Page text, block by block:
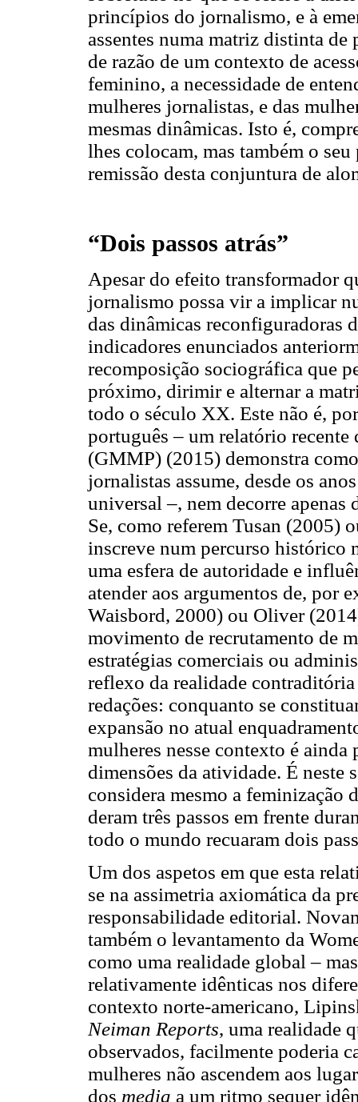
princípios do jornalismo, e à
assentes numa matriz distinta de
de razão de um contexto de
feminino, a necessidade de
mulheres jornalistas, e das
mesmas dinâmicas. Isto é,
lhes colocam, mas também o
remissão desta conjuntura de
“Dois passos atrás”
Apesar do efeito transformador
jornalismo possa vir a implicar
das dinâmicas reconfiguradoras
indicadores enunciados
recomposição sociográfica que
próximo, dirimir e alternar a
todo o século XX. Este não é,
português – um relatório
(GMMP) (2015) demonstra
jornalistas assume, desde os
universal –, nem decorre apenas
Se, como referem Tusan (2005)
inscreve num percurso histórico
uma esfera de autoridade e
atender aos argumentos de, por
Waisbord, 2000) ou Oliver
movimento de recrutamento de
estratégias comerciais ou
reflexo da realidade
redações: conquanto se
expansão no atual
mulheres nesse contexto é
dimensões da atividade. É
considera mesmo a feminização
deram três passos em frente
todo o mundo recuaram dois
Um dos aspetos em que esta
se na assimetria axiomática da
responsabilidade editorial.
também o levantamento da
como uma realidade global –
relativamente idênticas nos
contexto norte-americano,
Neiman Reports, uma realidade
observados, facilmente poderia
mulheres não ascendem aos
dos media a um ritmo sequer